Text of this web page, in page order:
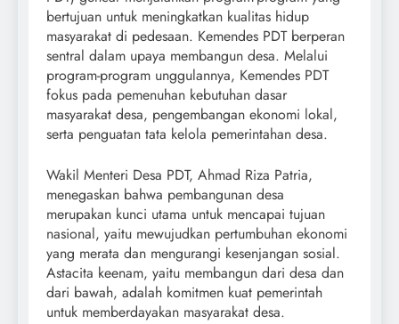
bertujuan untuk meningkatkan kualitas hidup
masyarakat di pedesaan. Kemendes PDT berperan
sentral dalam upaya membangun desa. Melalui
program-program unggulannya, Kemendes PDT
fokus pada pemenuhan kebutuhan dasar
masyarakat desa, pengembangan ekonomi lokal,
serta penguatan tata kelola pemerintahan desa.
Wakil Menteri Desa PDT, Ahmad Riza Patria,
menegaskan bahwa pembangunan desa
merupakan kunci utama untuk mencapai tujuan
nasional, yaitu mewujudkan pertumbuhan ekonomi
yang merata dan mengurangi kesenjangan sosial.
Astacita keenam, yaitu membangun dari desa dan
dari bawah, adalah komitmen kuat pemerintah
untuk memberdayakan masyarakat desa.